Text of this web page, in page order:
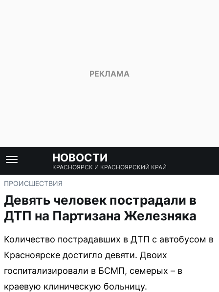
НОВОСТИ
КРАСНОЯРСК И КРАСНОЯРСКИЙ КРАЙ
ПРОИСШЕСТВИЯ
Девять человек пострадали в
ДТП на Партизана Железняка
Количество пострадавших в ДТП с автобусом в
Красноярске достигло девяти. Двоих
госпитализировали в БСМП, семерых – в
краевую клиническую больницу.